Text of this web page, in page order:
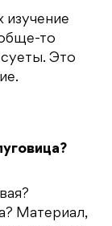
изучение
то
Это
Материал,